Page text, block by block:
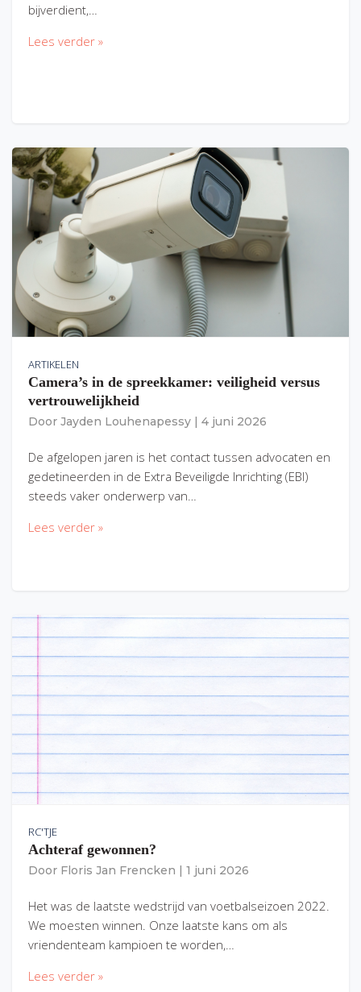
bijverdient,…
Lees verder »
ARTIKELEN
Camera’s in de spreekkamer: veiligheid versus
vertrouwelijkheid
Door Jayden Louhenapessy 4 juni 2026
De afgelopen jaren is het contact tussen advocaten en
gedetineerden in de Extra Beveiligde Inrichting (EBI)
steeds vaker onderwerp van…
Lees verder »
RC'TJE
Achteraf gewonnen?
Door Floris Jan Frencken 1 juni 2026
Het was de laatste wedstrijd van voetbalseizoen 2022.
We moesten winnen. Onze laatste kans om als
vriendenteam kampioen te worden,…
Lees verder »